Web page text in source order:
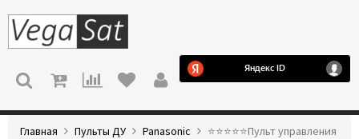
МЕНЮ
Главная Пульты ДУ Panasonic
⭐️⭐️⭐️⭐️⭐️Пульт управления